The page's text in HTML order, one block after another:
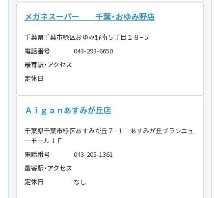
メガネスーパー 千葉・おゆみ野店
千葉県千葉市緑区おゆみ野南５丁目１８−５
電話番号
043-293-6650
最寄駅・アクセス
定休日
Ａｉｇａｎあすみが丘店
千葉県千葉市緑区あすみが丘７−１ あすみが丘ブランニュ
ーモール１Ｆ
電話番号
043-205-1361
最寄駅・アクセス
定休日
なし